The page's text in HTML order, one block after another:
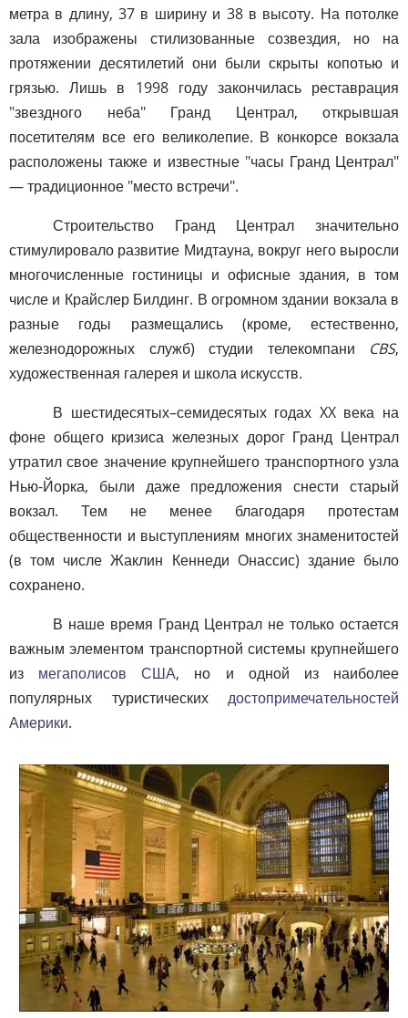
метра в длину, 37 в ширину и 38 в высоту. На потолке
зала изображены стилизованные созвездия, но на
протяжении десятилетий они были скрыты копотью и
грязью. Лишь в 1998 году закончилась реставрация
"звездного неба" Гранд Централ, открывшая
посетителям все его великолепие. В конкорсе вокзала
расположены также и известные "часы Гранд Централ"
— традиционное "место встречи".
Строительство Гранд Централ значительно
стимулировало развитие Мидтауна, вокруг него выросли
многочисленные гостиницы и офисные здания, в том
числе и Крайслер Билдинг. В огромном здании вокзала в
разные годы размещались (кроме, естественно,
железнодорожных служб) студии телекомпани CBS,
художественная галерея и школа искусств.
В шестидесятых–семидесятых годах XX века на
фоне общего кризиса железных дорог Гранд Централ
утратил свое значение крупнейшего транспортного узла
Нью-Йорка, были даже предложения снести старый
вокзал. Тем не менее благодаря протестам
общественности и выступлениям многих знаменитостей
(в том числе Жаклин Кеннеди Онассис) здание было
сохранено.
В наше время Гранд Централ не только остается
важным элементом транспортной системы крупнейшего
из мегаполисов США, но и одной из наиболее
популярных туристических достопримечательностей
Америки.